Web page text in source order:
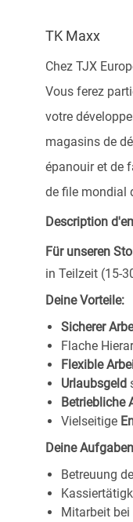
TK Maxx
Chez TJX
Vous ferez
votre
magasins de
épanouir et de
de file mondial
Description
Für unseren
in Teilzeit (15-
Deine Vorteile:
Sicherer
Flache
Flexible
Urlaubsgeld
Betriebliche
Vielseitige
Deine
Betreuung
Mitarbeit bei